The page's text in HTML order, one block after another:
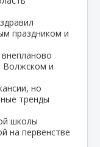
праздником и
Волжском и
но
тренды
школы
на первенстве